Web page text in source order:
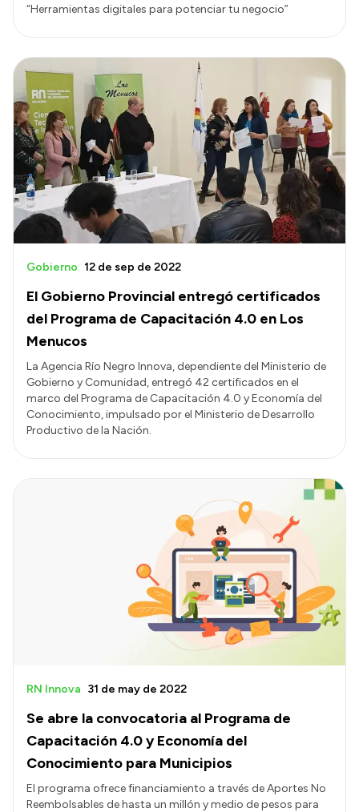
“Herramientas digitales para potenciar tu negocio”
El Gobierno Provincial entregó certificados
del Programa de Capacitación 4.0 en Los
Menucos
Gobierno 12 de sep de 2022
La Agencia Río Negro Innova, dependiente del Ministerio de
Gobierno y Comunidad, entregó 42 certificados en el
marco del Programa de Capacitación 4.0 y Economía del
Conocimiento, impulsado por el Ministerio de Desarrollo
Productivo de la Nación.
Se abre la convocatoria al Programa de
Capacitación 4.0 y Economía del
Conocimiento para Municipios
RN Innova 31 de may de 2022
El programa ofrece financiamiento a través de Aportes No
Reembolsables de hasta un millón y medio de pesos para